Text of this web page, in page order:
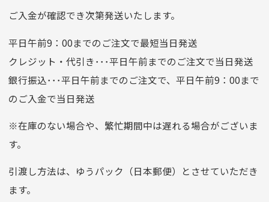
預金種目
普通預金
口座番号
0776226
口座名義
株式会社一条
クレジットカード
選びいただけない場合がございます。
ご入金が確認でき次第発送いたします。
平日午前9：00までのご注文で最短当日発送
クレジット・代引き･･･平日午前までのご注文で当日発送
銀行振込･･･平日午前までのご注文で、平日午前9：00まで
のご入金で当日発送
※在庫のない場合や、繁忙期間中は遅れる場合がございま
す。
引渡し方法は、ゆうパック（日本郵便）とさせていただき
ます。